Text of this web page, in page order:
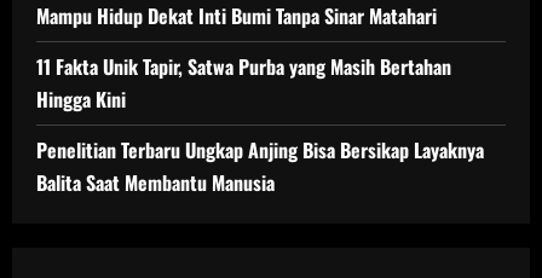
Mampu Hidup Dekat Inti Bumi Tanpa Sinar Matahari
11 Fakta Unik Tapir, Satwa Purba yang Masih Bertahan
Hingga Kini
Penelitian Terbaru Ungkap Anjing Bisa Bersikap Layaknya
Balita Saat Membantu Manusia